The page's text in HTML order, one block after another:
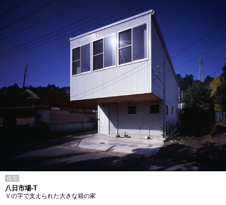
住宅
八日市場-T
Ｖの字で支えられた大きな箱の家